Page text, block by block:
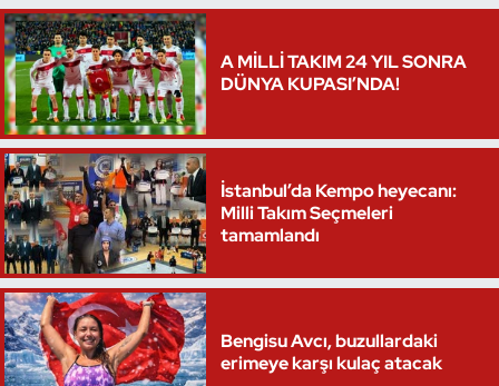
A MİLLİ TAKIM 24 YIL SONRA
DÜNYA KUPASI’NDA!
İstanbul’da Kempo heyecanı:
Milli Takım Seçmeleri
tamamlandı
Bengisu Avcı, buzullardaki
erimeye karşı kulaç atacak
Oryantiring
Özel Sporcular
Paralimpik
Ragbi
Satranç
Su Topu
Sualtı Sporları